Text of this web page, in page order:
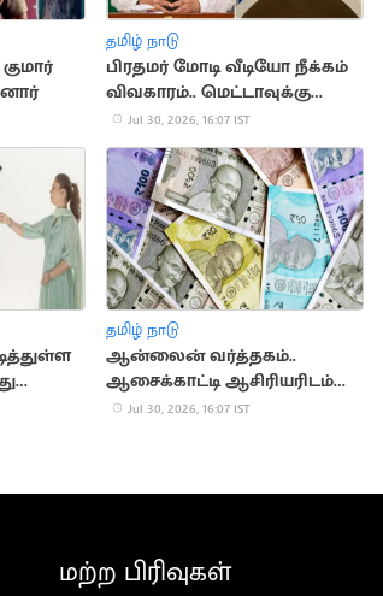
தமிழ் நாடு
பிரதமர் மோடி வீடியோ நீக்கம்
விவகாரம்.. மெட்டாவுக்கு
மீண்டும் சம்மன்
Jul 30, 2026, 16:07 IST
தமிழ் நாடு
ஆன்லைன் வர்த்தகம்..
ஆசைக்காட்டி ஆசிரியரிடம்
ரூ.57 லட்சம் மோசடி
Jul 30, 2026, 16:07 IST
மற்ற பிரிவுகள்